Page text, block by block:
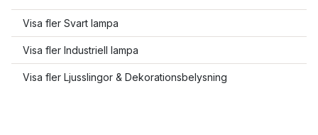
Visa fler Svart lampa
Visa fler Industriell lampa
Visa fler Ljusslingor & Dekorationsbelysning